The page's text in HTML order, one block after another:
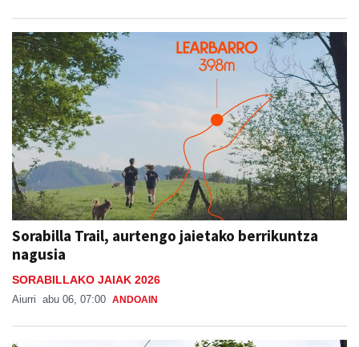
Sorabilla Trail, aurtengo jaietako berrikuntza
nagusia
SORABILLAKO JAIAK 2026
Aiurri abu 06, 07:00 ANDOAIN